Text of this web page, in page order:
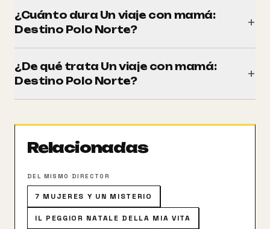
¿Cuánto dura Un viaje con mamá:
Destino Polo Norte?
+
¿De qué trata Un viaje con mamá:
Destino Polo Norte?
+
según lo planeado
Relacionadas
DEL MISMO DIRECTOR
7 MUJERES Y UN MISTERIO
IL PEGGIOR NATALE DELLA MIA VITA